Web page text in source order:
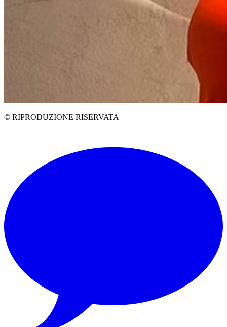
© RIPRODUZIONE RISERVATA